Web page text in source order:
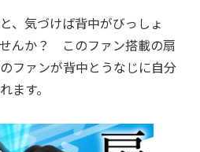
、気づけば背中がびっしょ
んか？ このファン搭載の扇
ファンが背中とうなじに自分
ます。